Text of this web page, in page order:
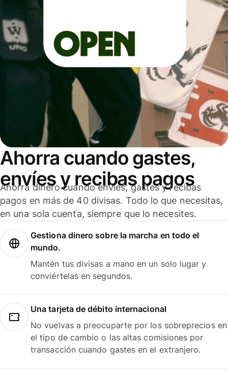
Ahorra cuando gastes,
envíes y recibas pagos
Ahorra dinero cuando envíes, gastes y recibas
pagos en más de 40 divisas. Todo lo que necesitas,
en una sola cuenta, siempre que lo necesites.
Gestiona dinero sobre la marcha en todo el
mundo.
Mantén tus divisas a mano en un solo lugar y
conviértelas en segundos.
Una tarjeta de débito internacional
No vuelvas a preocuparte por los sobreprecios en
el tipo de cambio o las altas comisiones por
transacción cuando gastes en el extranjero.